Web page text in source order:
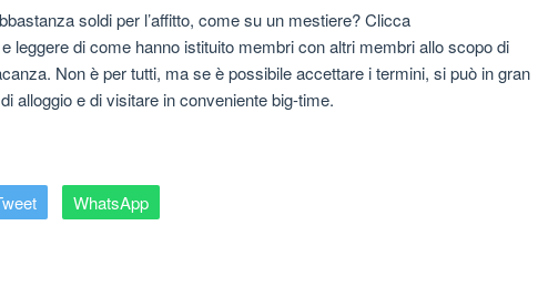
soldi per l’affitto, come su un mestiere? Clicca
e leggere di come hanno istituito membri con altri membri allo scopo di
Non è per tutti, ma se è possibile accettare i termini, si può in gran
alloggio e di visitare in conveniente big-time.
WhatsApp